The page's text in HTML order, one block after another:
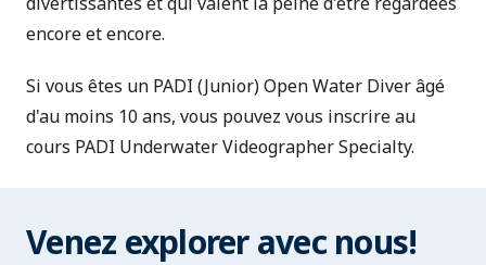
encore et encore.
Si vous êtes un PADI (Junior) Open Water Diver âgé
d'au moins 10 ans, vous pouvez vous inscrire au
cours PADI Underwater Videographer Specialty.
Venez explorer avec nous!